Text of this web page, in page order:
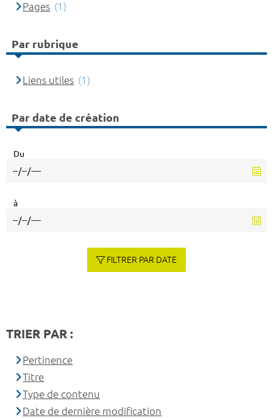
Pages (1)
Par rubrique
Liens utiles (1)
Par date de création
Du
à
FILTRER PAR DATE
TRIER PAR :
Pertinence
Titre
Type de contenu
Date de dernière modification